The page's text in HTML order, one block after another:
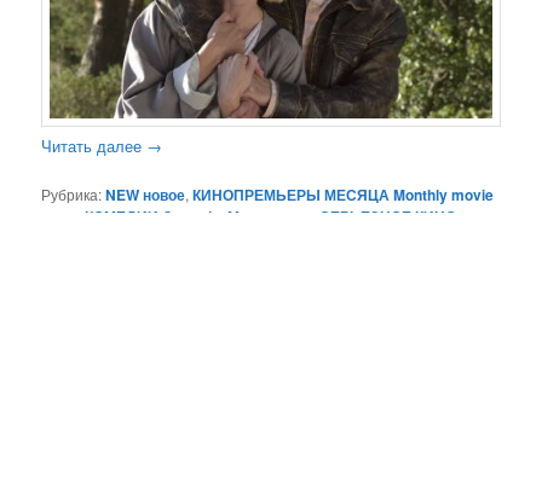
Читать далее →
Рубрика:NEW новое,КИНОПРЕМЬЕРЫ МЕСЯЦА Monthly movie
,КОМЕДИИ Comedy ,Мелодрама
СЕРЬЕЗНОЕ КИНО